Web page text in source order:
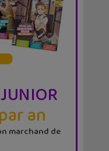
an
marchand de